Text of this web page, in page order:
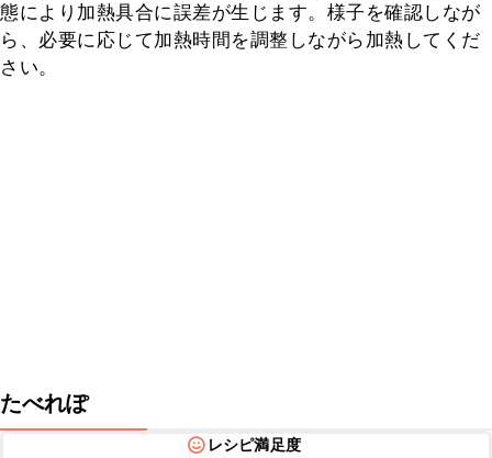
態により加熱具合に誤差が生じます。様子を確認しなが
ら、必要に応じて加熱時間を調整しながら加熱してくだ
さい。
たべれぽ
レシピ満足度